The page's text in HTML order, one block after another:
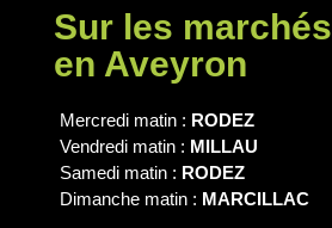
Sur les marchés
en Aveyron
Mercredi matin : RODEZ
Vendredi matin : MILLAU
Samedi matin : RODEZ
Dimanche matin : MARCILLAC